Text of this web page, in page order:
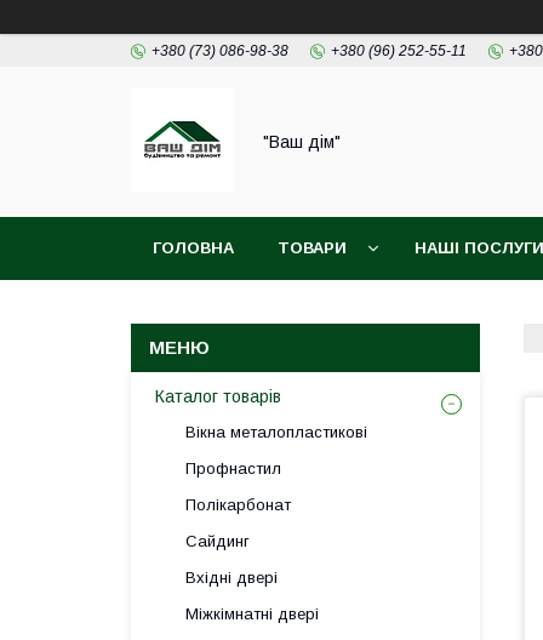
+380 (73) 086-98-38 +380 (96) 252-55-11
"Ваш дім"
ГОЛОВНА ТОВАРИ НАШІ ПОСЛУГИ
Каталог товарів
Вікна металопластикові
Профнастил
Полікарбонат
Сайдинг
Вхідні двері
Міжкімнатні двері